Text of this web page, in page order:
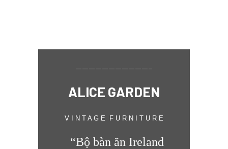
———————————–
ALICE GARDEN
V I N T A G E F U R N I T U R E
“Bộ bàn ăn Ireland